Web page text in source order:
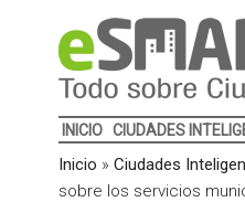
INICIO CIUDADES
Inicio » Ciudades
sobre los servicios